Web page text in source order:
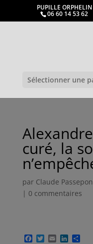
PUPILLE
06 60 14 53 62
Sélectionner une
Alexandre
curé, la
par Claude
| 0 commentaires
F T E L P